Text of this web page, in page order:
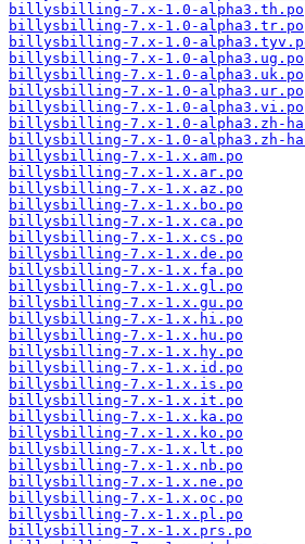
billysbilling-7.x-1.0-alpha3.th.po
billysbilling-7.x-1.0-alpha3.tr.po
billysbilling-7.x-1.0-
billysbilling-7.x-1.0-alpha3.ug.po
billysbilling-7.x-1.0-alpha3.uk.po
billysbilling-7.x-1.0-alpha3.ur.po
billysbilling-7.x-1.0-alpha3.vi.po
billysbilling-7.x-1.0-alpha3.zh-
billysbilling-7.x-1.0-alpha3.zh-
billysbilling-7.x-1.x.am.po
billysbilling-7.x-1.x.ar.po
billysbilling-7.x-1.x.az.po
billysbilling-7.x-1.x.bo.po
billysbilling-7.x-1.x.ca.po
billysbilling-7.x-1.x.cs.po
billysbilling-7.x-1.x.de.po
billysbilling-7.x-1.x.fa.po
billysbilling-7.x-1.x.gl.po
billysbilling-7.x-1.x.gu.po
billysbilling-7.x-1.x.hi.po
billysbilling-7.x-1.x.hu.po
billysbilling-7.x-1.x.hy.po
billysbilling-7.x-1.x.id.po
billysbilling-7.x-1.x.is.po
billysbilling-7.x-1.x.it.po
billysbilling-7.x-1.x.ka.po
billysbilling-7.x-1.x.ko.po
billysbilling-7.x-1.x.lt.po
billysbilling-7.x-1.x.nb.po
billysbilling-7.x-1.x.ne.po
billysbilling-7.x-1.x.oc.po
billysbilling-7.x-1.x.pl.po
billysbilling-7.x-1.x.prs.po